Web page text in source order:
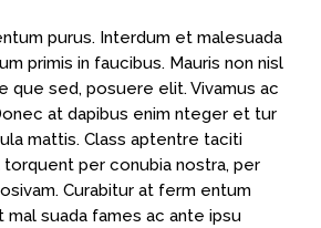
purus. Interdum et malesuada
primis in faucibus. Mauris non nisl
que sed, posuere elit. Vivamus ac
at dapibus enim nteger et tur
mattis. Class aptentre taciti
per conubia nostra, per
Curabitur at ferm entum
mal suada fames ac ante ipsu